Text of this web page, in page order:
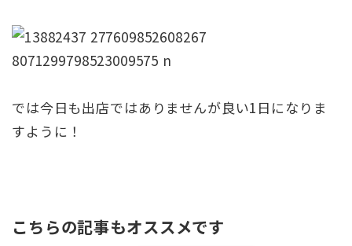
では今日も出店ではありませんが良い1日になりま
すように！
こちらの記事もオススメです